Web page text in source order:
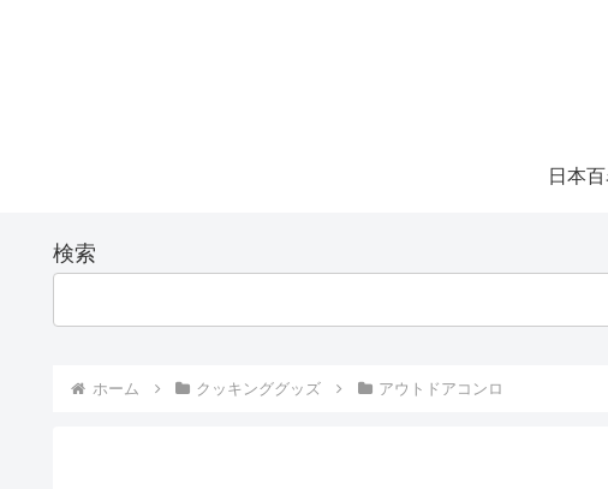
日本
検索
ホーム クッキンググッズ アウトドアコンロ